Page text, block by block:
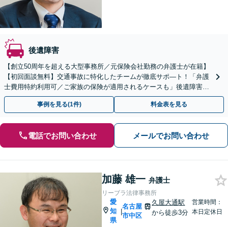
後遺障害
【創立50周年を超える大型事務所／元保険会社勤務の弁護士が在籍】
【初回面談無料】交通事故に特化したチームが徹底サポ―ト！「弁護
士費用特約利用可／ご家族の保険が適用されるケースも」後遺障害等
級認／重度障害／死亡事故など【休日・夜間面談可】
事例を見る(1件) 料金表を見る
電話でお問い合わせ メールでお問い合わせ
加藤 雄一 弁護士
リーブラ法律事務所
愛
知
県
|
名古屋
市中区
久屋大通駅
から徒歩3分
営業時間：
本日定休日